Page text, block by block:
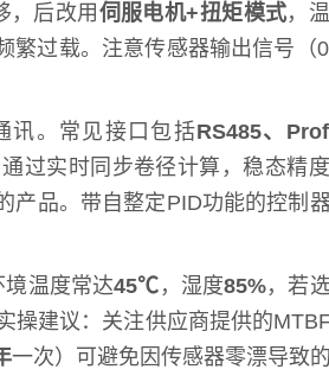
，后改用 伺服电机+扭矩模式，
繁过载。注意传感器输出信号（
讯。常见接口包括RS485、
过实时同步卷径计算，稳态精
产品。带自整定PID功能的控制
境温度常达45℃ ，湿度85%，若
操建议：关注供应商提供的
一次）可避免因传感器零漂导致